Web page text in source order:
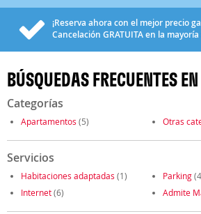
¡Reserva ahora con el mejor precio
Cancelación GRATUITAen la
BÚSQUEDAS FRECUENTES
Categorías
Apartamentos (5) Otras
Servicios
Habitaciones adaptadas (1) Parking
Internet(6) Admite